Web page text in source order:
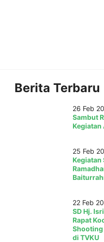
Berita Terbaru
26 Feb
Sambut
Kegiatan
25 Feb
Kegiatan
22 Feb
SD Hj.
Rapat
Shooting
di TVKU